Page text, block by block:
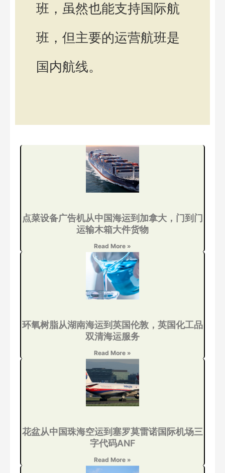
班，虽然也能支持国际航
班，但主要的运营航班是
国内航线。
点菜设备广告机从中国海运到加拿大，门到门
运输木箱大件货物
Read More »
环氧树脂从湖南海运到英国伦敦，英国化工品
双清海运服务
Read More »
花盆从中国珠海空运到塞罗莫雷诺国际机场三
字代码ANF
Read More »